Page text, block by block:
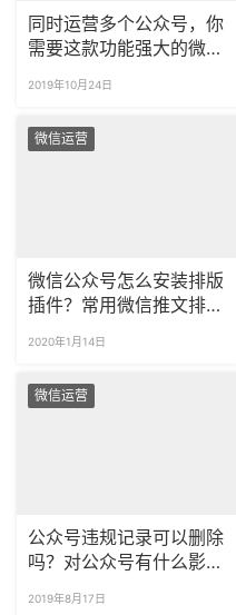
同时运营多个公众号，你
需要这款功能强大的微信
2019年10月24日
微信运营
微信公众号怎么安装排版
插件？常用微信推文排版
2020年1月14日
微信运营
公众号违规记录可以删除
吗？对公众号有什么影
2019年8月17日